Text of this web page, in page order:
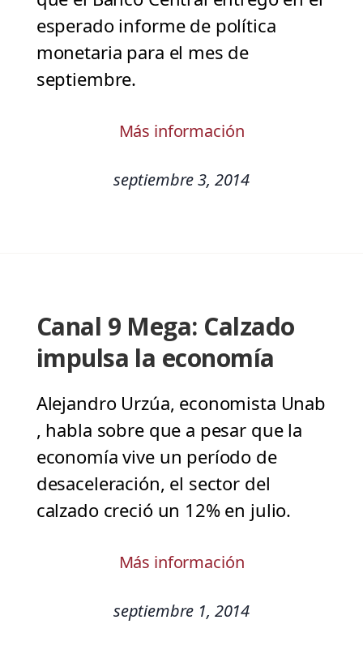
esperado informe de política
monetaria para el mes de
septiembre.
Más información
septiembre 3, 2014
Canal 9 Mega: Calzado
impulsa la economía
Alejandro Urzúa, economista Unab
, habla sobre que a pesar que la
economía vive un período de
desaceleración, el sector del
calzado creció un 12% en julio.
Más información
septiembre 1, 2014